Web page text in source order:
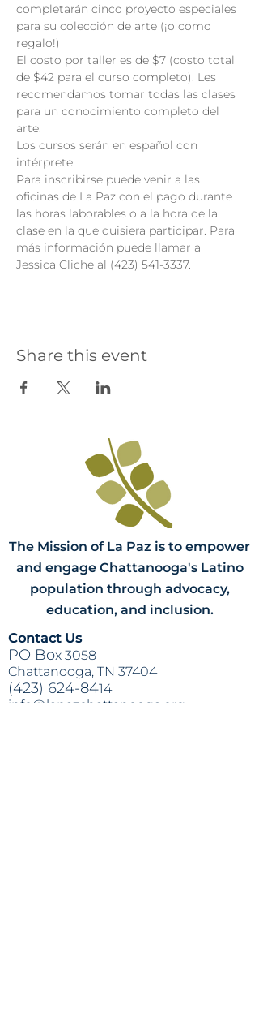
completarán cinco proyecto especiales
para su colección de arte (¡o como
regalo!)
El costo por taller es de $7 (costo total
de $42 para el curso completo). Les
recomendamos tomar todas las clases
para un conocimiento completo del
arte.
Los cursos serán en español con
intérprete.
Para inscribirse puede venir a las
oficinas de La Paz con el pago durante
las horas laborables o a la hora de la
clase en la que quisiera participar. Para
más información puede llamar a
Jessica Cliche al (423) 541-3337.
Share this event
The Mission of La Paz is to empower
and engage Chattanooga's Latino
population through advocacy,
education, and inclusion.
Contact Us
PO Box 3058
Chattanooga, TN 37404
(423) 624-8414
info@lapazchattanooga.org